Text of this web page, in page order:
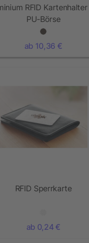
RFID
PU-Börse
ab 10,36 €
RFID Sperrkarte
ab 0,24 €